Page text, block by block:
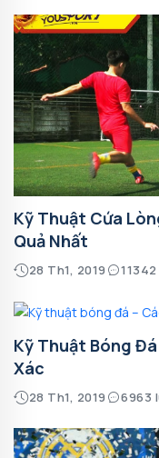
Kỹ Thuật Cứa
Quả Nhất
28 Th1, 2019
Kỹ Thuật Bóng
Xác
28 Th1, 2019 6963